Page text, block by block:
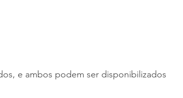
e ambos podem ser disponibilizados